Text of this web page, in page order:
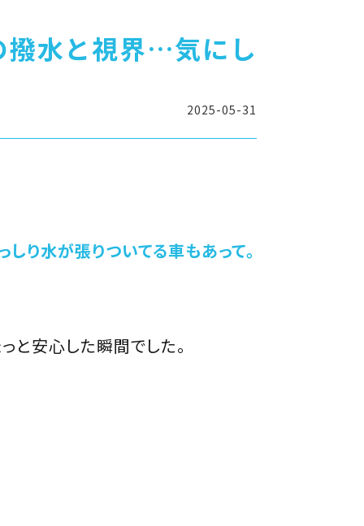
撥水と視界…気にし
2025-05-31
り水が張りついてる車もあって。
と安心した瞬間でした。